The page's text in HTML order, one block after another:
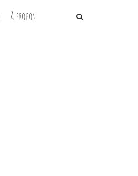
À propos